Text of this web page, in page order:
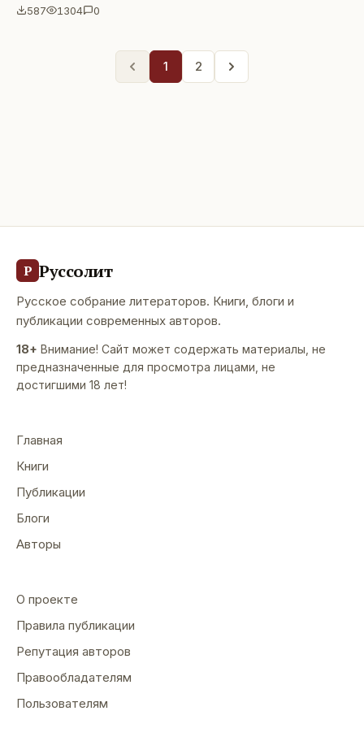
587
1304 0
1 2
Р Руссолит
Русское собрание литераторов. Книги, блоги и
публикации современных авторов.
18+ Внимание! Сайт может содержать материалы, не
предназначенные для просмотра лицами, не
достигшими 18 лет!
Главная
Книги
Публикации
Блоги
Авторы
О проекте
Правила публикации
Репутация авторов
Правообладателям
Пользователям